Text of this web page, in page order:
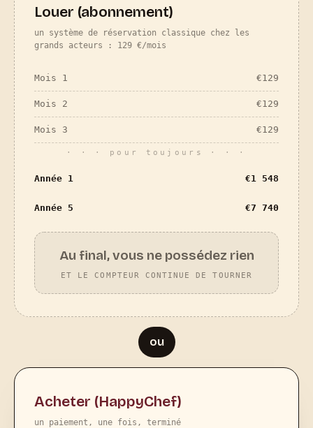
Louer (abonnement)
un système de réservation classique chez les
grands acteurs : 129 €/mois
Mois 1 €129
Mois 2 €129
Mois 3 €129
· · · pour toujours · · ·
Année 1 €1 548
Année 5 €7 740
Au final, vous ne possédez rien
ET LE COMPTEUR CONTINUE DE TOURNER
ou
Acheter (HappyChef)
un paiement, une fois, terminé